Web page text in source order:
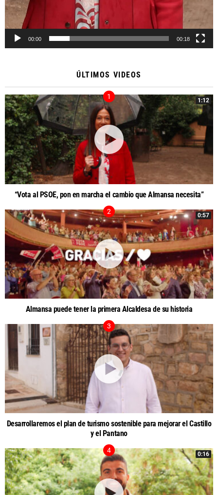
00:00 00:18
ÚLTIMOS VIDEOS
1:12
“Vota al PSOE, pon en marcha el cambio que Almansa necesita”
0:57
Almansa puede tener la primera Alcaldesa de su historia
Desarrollaremos el plan de turismo sostenible para mejorar el Castillo
y el Pantano
0:16